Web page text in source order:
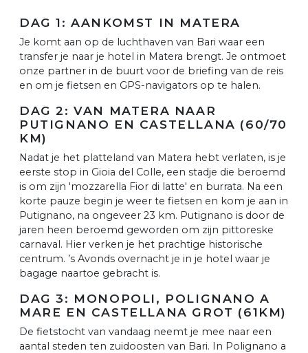
DAG 1: AANKOMST IN MATERA
Je komt aan op de luchthaven van Bari waar een
transfer je naar je hotel in Matera brengt. Je ontmoet
onze partner in de buurt voor de briefing van de reis
en om je fietsen en GPS-navigators op te halen.
DAG 2: VAN MATERA NAAR
PUTIGNANO EN CASTELLANA (60/70
KM)
Nadat je het platteland van Matera hebt verlaten, is je
eerste stop in Gioia del Colle, een stadje die beroemd
is om zijn 'mozzarella Fior di latte' en burrata. Na een
korte pauze begin je weer te fietsen en kom je aan in
Putignano, na ongeveer 23 km. Putignano is door de
jaren heen beroemd geworden om zijn pittoreske
carnaval. Hier verken je het prachtige historische
centrum. ’s Avonds overnacht je in je hotel waar je
bagage naartoe gebracht is.
DAG 3: MONOPOLI, POLIGNANO A
MARE EN CASTELLANA GROT (61KM)
De fietstocht van vandaag neemt je mee naar een
aantal steden ten zuidoosten van Bari. In Polignano a